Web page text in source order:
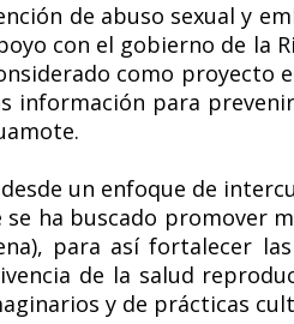
de abuso sexual y
con el gobierno de
como
información para
un enfoque de
ha buscado promover
para así fortalecer
de la salud
y de prácticas